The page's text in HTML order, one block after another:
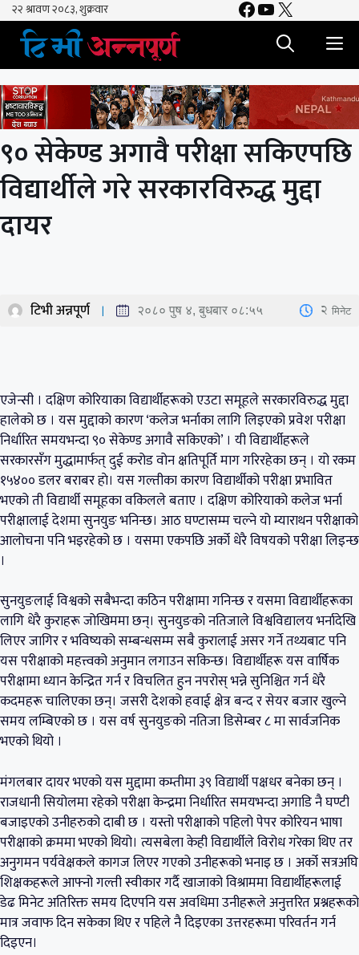
Skip
content
Facebook
YouTube
X
९० सेकेण्ड अगावै परीक्षा सकिएपछि
विद्यार्थीले गरे सरकारविरुद्ध मुद्दा
दायर
टिभी अन्नपूर्ण २०८० पुष ४, बुधबार ०८:५५ 2 मिनेट
एजेन्सी । दक्षिण कोरियाका विद्यार्थीहरूको एउटा समूहले सरकारविरुद्ध मुद्दा
हालेको छ । यस मुद्दाको कारण ‘कलेज भर्नाका लागि लिइएको प्रवेश परीक्षा
निर्धारित समयभन्दा ९० सेकेण्ड अगावै सकिएको’ । यी विद्यार्थीहरूले
सरकारसँग मुद्धामार्फत् दुई करोड वोन क्षतिपूर्ति माग गरिरहेका छन् । यो रकम
१५४०० डलर बराबर हाे। यस गल्तीका कारण विद्यार्थीको परीक्षा प्रभावित
भएको ती विद्यार्थी समूहका वकिलले बताए । दक्षिण कोरियाको कलेज भर्ना
परीक्षालाई देशमा सुनयुङ भनिन्छ। आठ घण्टासम्म चल्ने यो म्याराथन परीक्षाको
आलोचना पनि भइरहेको छ । यसमा एकपछि अर्को धेरै विषयको परीक्षा लिइन्छ
।
सुनयुङलाई विश्वको सबैभन्दा कठिन परीक्षामा गनिन्छ र यसमा विद्यार्थीहरूका
लागि धेरै कुराहरू जोखिममा छन्। सुनयुङको नतिजाले विश्वविद्यालय भर्नादेखि
लिएर जागिर र भविष्यको सम्बन्धसम्म सबै कुरालाई असर गर्ने तथ्यबाट पनि
यस परीक्षाको महत्त्वको अनुमान लगाउन सकिन्छ। विद्यार्थीहरू यस वार्षिक
परीक्षामा ध्यान केन्द्रित गर्न र विचलित हुन नपरोस् भन्ने सुनिश्चित गर्न धेरै
कदमहरू चालिएका छन्। जसरी देशको हवाई क्षेत्र बन्द र सेयर बजार खुल्ने
समय लम्बिएको छ । यस वर्ष सुनयुङको नतिजा डिसेम्बर ८ मा सार्वजनिक
भएको थियो ।
मंगलबार दायर भएको यस मुद्दामा कम्तीमा ३९ विद्यार्थी पक्षधर बनेका छन् ।
राजधानी सियोलमा रहेको परीक्षा केन्द्रमा निर्धारित समयभन्दा अगाडि नै घण्टी
बजाइएको उनीहरुको दाबी छ । यस्तो परीक्षाको पहिलो पेपर कोरियन भाषा
परीक्षाको क्रममा भएको थियो। त्यसबेला केही विद्यार्थीले विरोध गरेका थिए तर
अनुगमन पर्यवेक्षकले कागज लिएर गएको उनीहरूको भनाइ छ । अर्को सत्रअघि
शिक्षकहरूले आफ्नो गल्ती स्वीकार गर्दै खाजाको विश्राममा विद्यार्थीहरूलाई
डेढ मिनेट अतिरिक्त समय दिएपनि यस अवधिमा उनीहरूले अनुत्तरित प्रश्नहरूको
मात्र जवाफ दिन सकेका थिए र पहिले नै दिइएका उत्तरहरूमा परिवर्तन गर्न
दिइएन।